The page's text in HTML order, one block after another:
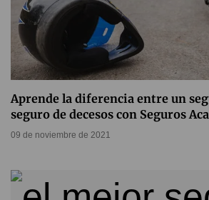
Aprende la diferencia entre un
seguro de decesos con Seguros
09 de noviembre de 2021